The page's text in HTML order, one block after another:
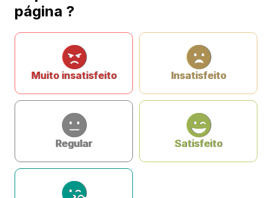
página ?
Muito insatisfeito Insatisfeito
Regular Satisfeito